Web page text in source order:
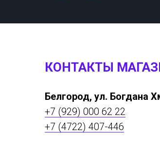
КОНТАКТЫ
Белгород, ул. Богдана
+7 (929) 000 62 22
+7 (4722) 407-446